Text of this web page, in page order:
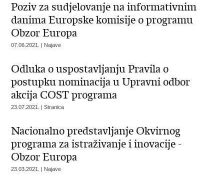
Poziv za sudjelovanje na informativnim
danima Europske komisije o programu
Obzor Europa
07.06.2021. | Najave
Odluka o uspostavljanju Pravila o
postupku nominacija u Upravni odbor
akcija COST programa
23.07.2021. | Stranica
Nacionalno predstavljanje Okvirnog
programa za istraživanje i inovacije -
Obzor Europa
23.03.2021. | Najave